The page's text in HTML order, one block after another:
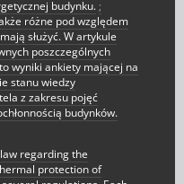
budynku. ;
różne pod względem
służyć. W artykule
poszczególnych
wyniki ankiety mającej na
stanu wiedzy
z zakresu pojęć
budynków.
regarding the
protection of